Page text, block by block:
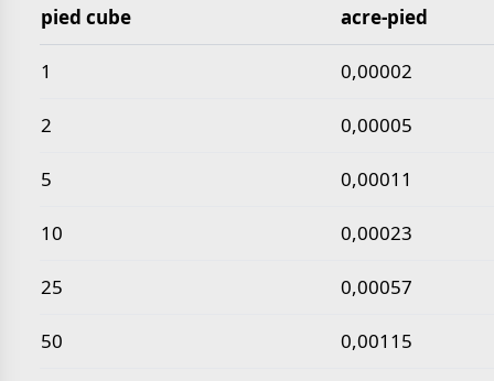
Valeurs courantes pied cube en acre-pied
pied cube acre-pied
1 0,00002
2 0,00005
5 0,00011
10 0,00023
25 0,00057
50 0,00115